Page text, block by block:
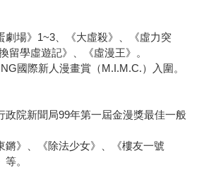
劇場》1~3、《大虛殺》、《虛力突
留學虛遊記》、《虛漫王》。
國際新人漫畫賞（M.I.M.C.）入圍。
政院新聞局99年第一屆金漫獎最佳一般
鏘》、《除法少女》、《樓友一號
。